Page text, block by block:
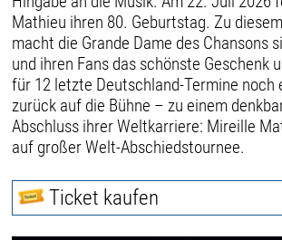
Mathieu ihren 80. Geburtstag. Zu
macht die Grande Dame des Chansons
und ihren Fans das schönste Geschenk
für 12 letzte Deutschland-Termine noch
zurück auf die Bühne – zu einem
Abschluss ihrer Weltkarriere: Mireille
auf großer Welt-Abschiedstournee.
Ticket kaufen